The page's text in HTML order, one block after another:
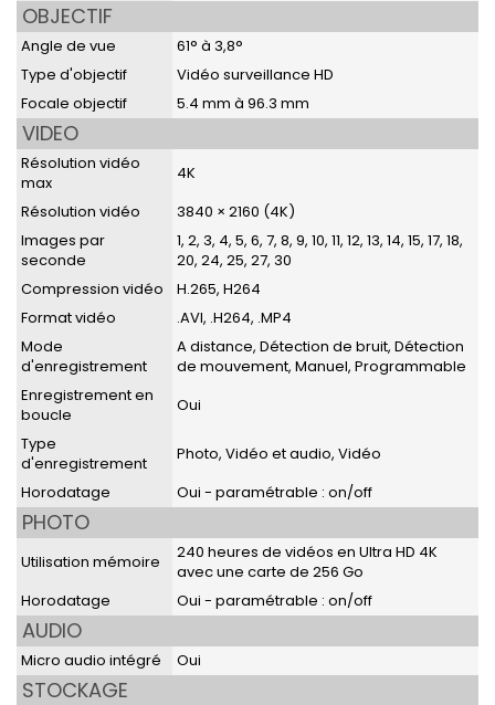
OBJECTIF
Angle de vue
61° à 3,8°
Type d'objectif
Vidéo surveillance HD
Focale objectif
5.4 mm à 96.3 mm
VIDEO
Résolution vidéo
max
4K
Résolution vidéo
3840 × 2160 (4K)
Images par
seconde
1, 2, 3, 4, 5, 6, 7, 8, 9, 10, 11, 12, 13, 14, 15, 17, 18,
20, 24, 25, 27, 30
Compression vidéo
H.265, H264
Format vidéo
.AVI, .H264, .MP4
Mode
d'enregistrement
A distance, Détection de bruit, Détection
de mouvement, Manuel, Programmable
Enregistrement en
boucle
Oui
Type
d'enregistrement
Photo, Vidéo et audio, Vidéo
Horodatage
Oui - paramétrable : on/off
PHOTO
Utilisation mémoire
240 heures de vidéos en Ultra HD 4K
avec une carte de 256 Go
Horodatage
Oui - paramétrable : on/off
AUDIO
Micro audio intégré Oui
STOCKAGE